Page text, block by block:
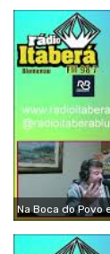
Na Boca do Povo